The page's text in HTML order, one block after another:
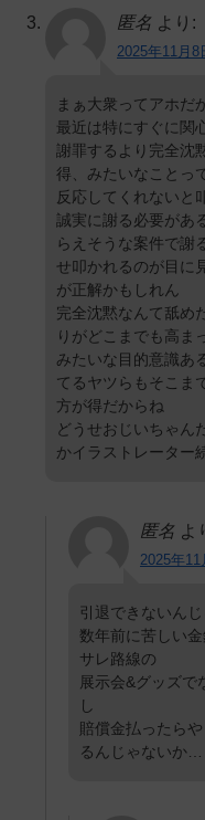
匿名 より:
2025年11月8
まぁ大衆ってアホだ
最近は特にすぐに関
謝罪するより完全沈
得、みたいなことっ
反応してくれないと
誠実に謝る必要があ
らえそうな案件で謝
せ叩かれるのが目に
が正解かもしれん
完全沈黙なんて舐め
りがどこまでも高ま
みたいな目的意識あ
てるヤツらもそこま
方が得だからね
どうせおじいちゃん
かイラストレーター
匿名 よ
2025年
引退できないん
数年前に苦しい
サレ路線の
展示会&グッズで
し
賠償金払ったら
るんじゃないか…